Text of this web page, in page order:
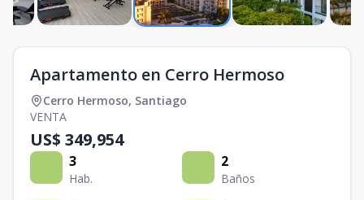
Apartamento en Cerro Hermoso
Cerro Hermoso, Santiago
VENTA
US$ 349,954
3
Hab.
2
Baños